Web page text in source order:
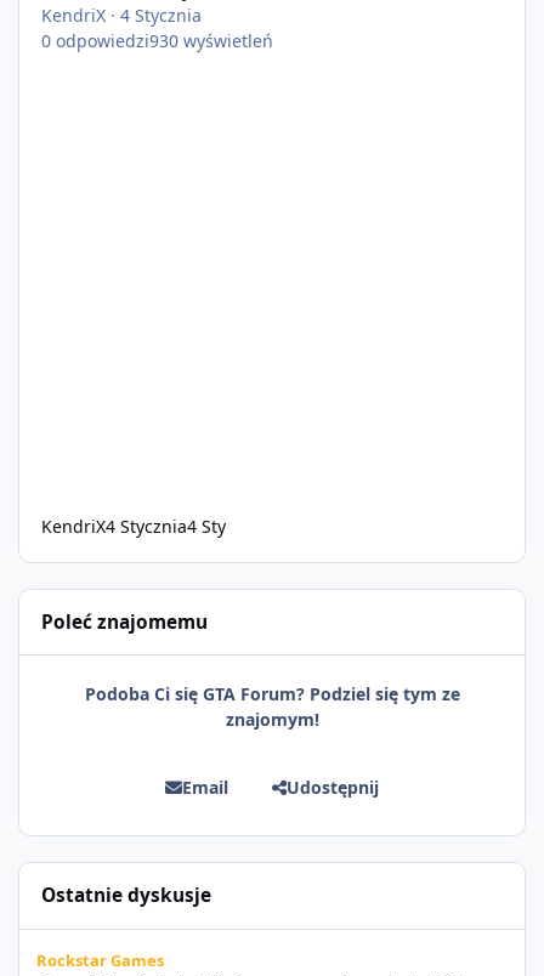
KendriX ·4 Stycznia
0 odpowiedzi930 wyświetleń
KendriX4 Stycznia4 Sty
Poleć znajomemu
Podoba Ci się GTA Forum? Podziel się tym ze
znajomym!
Email Udostępnij
Ostatnie dyskusje
Rockstar Games